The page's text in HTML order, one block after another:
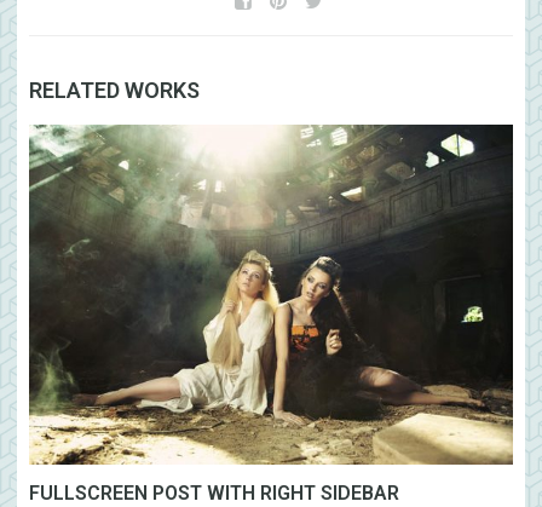
RELATED WORKS
FULLSCREEN POST WITH RIGHT SIDEBAR